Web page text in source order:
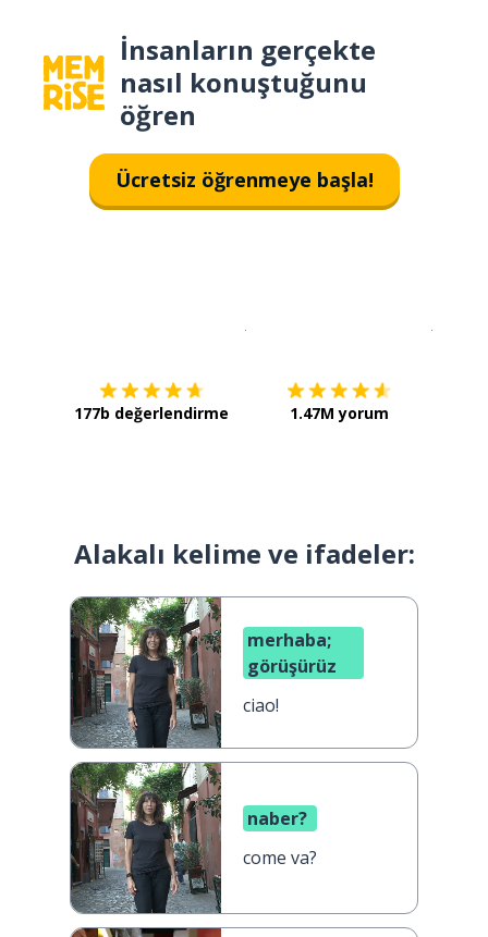
İnsanların gerçekte
nasıl konuştuğunu
öğren
Ücretsiz öğrenmeye başla!
177b değerlendirme 1.47M yorum
Alakalı kelime ve ifadeler:
merhaba;
görüşürüz
ciao!
naber?
come va?